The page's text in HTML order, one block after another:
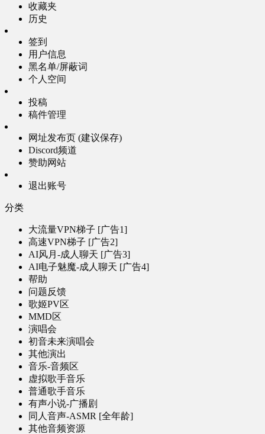
收藏夹
历史
签到
用户信息
黑名单/屏蔽词
个人空间
投稿
稿件管理
网址发布页 (建议保存)
Discord频道
赞助网站
退出账号
分类
大流量VPN梯子 [广告1]
高速VPN梯子 [广告2]
AI风月-成人聊天 [广告3]
AI电子魅魔-成人聊天 [广告4]
帮助
问题反馈
歌姬PV区
MMD区
演唱会
初音未来演唱会
其他演出
音乐-音频区
虚拟歌手音乐
普通歌手音乐
有声小说-广播剧
同人音声-ASMR [全年龄]
其他音频资源